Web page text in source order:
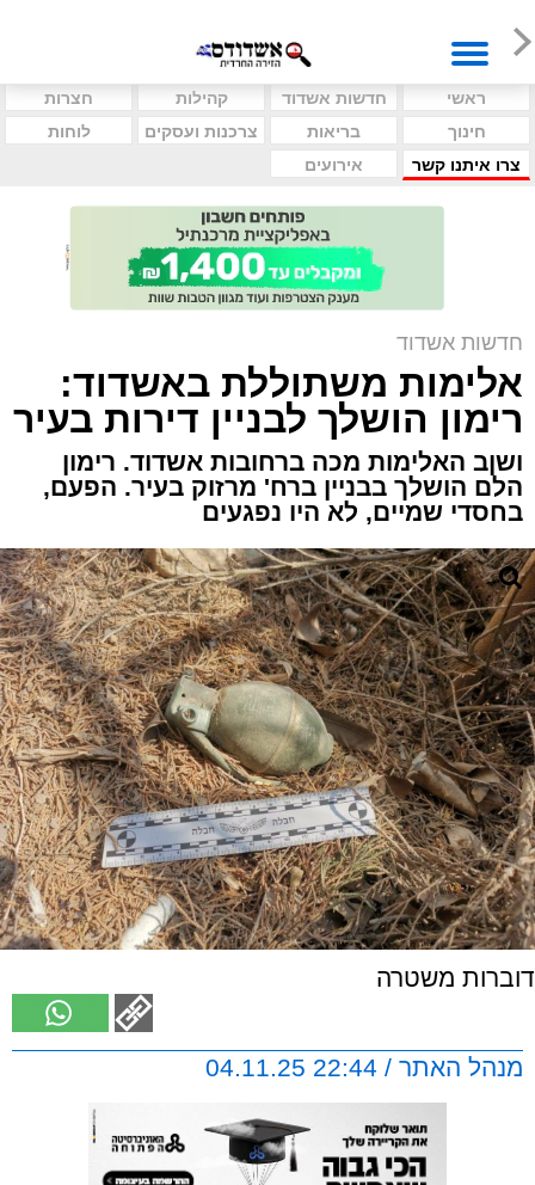
ראשי חדשות אשדוד קהילות
חצרות
חינוך
בריאות צרכנות ועסקים
לוחות
צרו איתנו קשר
אירועים
חדשות אשדוד
אלימות משתוללת באשדוד:
רימון הושלך לבניין דירות בעיר
ושןב האלימות מכה ברחובות אשדוד. רימון
הלם הושלך בבניין ברח' מרזוק בעיר. הפעם,
בחסדי שמיים, לא היו נפגעים
דוברות משטרה
מנהל האתר / 22:44 04.11.25